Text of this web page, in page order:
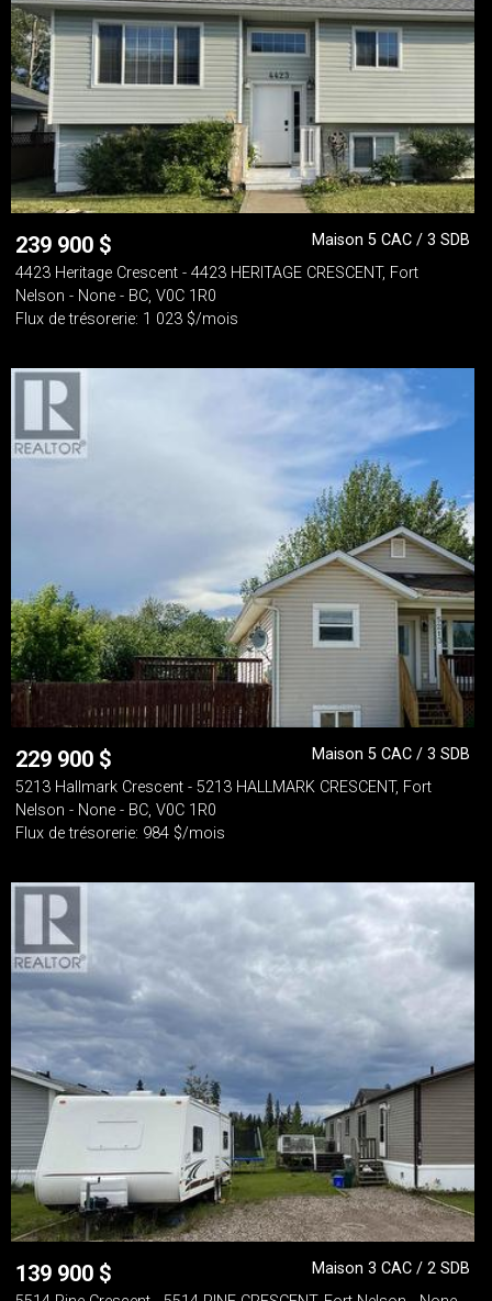
239 900 $
Maison 5 CAC / 3 SDB
4423 Heritage Crescent - 4423 HERITAGE CRESCENT, Fort
Nelson - None - BC, V0C 1R0
Flux de trésorerie: 1 023 $/mois
229 900 $
Maison 5 CAC / 3 SDB
5213 Hallmark Crescent - 5213 HALLMARK CRESCENT, Fort
Nelson - None - BC, V0C 1R0
Flux de trésorerie: 984 $/mois
139 900 $
Maison 3 CAC / 2 SDB